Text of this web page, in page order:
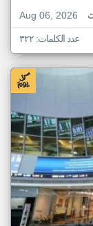
Aug 06, 2026
عدد الكلمات: ٣٢٢